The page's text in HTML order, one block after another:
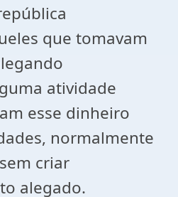
que tomavam
atividade
esse dinheiro
normalmente
criar
alegado.